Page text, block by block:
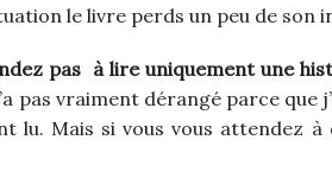
le livre perds un peu de son
pas à lire uniquement une
pas vraiment dérangé parce que
lu. Mais si vous vous attendez